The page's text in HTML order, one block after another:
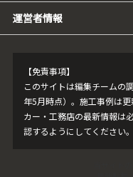
運営者情報
【免責事項】
このサイトは編集チームの
年5月時点）。施工事例は
カー・工務店の最新情報は
認するようにしてください。